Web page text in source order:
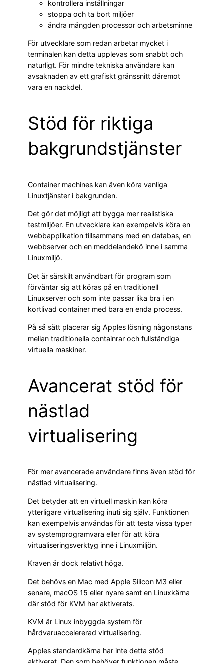
kontrollera inställningar
stoppa och ta bort miljöer
ändra mängden processor och arbetsminne
För utvecklare som redan arbetar mycket i
terminalen kan detta upplevas som snabbt och
naturligt. För mindre tekniska användare kan
avsaknaden av ett grafiskt gränssnitt däremot
vara en nackdel.
Stöd för riktiga
bakgrundstjänster
Container machines kan även köra vanliga
Linuxtjänster i bakgrunden.
Det gör det möjligt att bygga mer realistiska
testmiljöer. En utvecklare kan exempelvis köra en
webbapplikation tillsammans med en databas, en
webbserver och en meddelandekö inne i samma
Linuxmiljö.
Det är särskilt användbart för program som
förväntar sig att köras på en traditionell
Linuxserver och som inte passar lika bra i en
kortlivad container med bara en enda process.
På så sätt placerar sig Apples lösning någonstans
mellan traditionella containrar och fullständiga
virtuella maskiner.
Avancerat stöd för
nästlad
virtualisering
För mer avancerade användare finns även stöd för
nästlad virtualisering.
Det betyder att en virtuell maskin kan köra
ytterligare virtualisering inuti sig själv. Funktionen
kan exempelvis användas för att testa vissa typer
av systemprogramvara eller för att köra
virtualiseringsverktyg inne i Linuxmiljön.
Kraven är dock relativt höga.
Det behövs en Mac med Apple Silicon M3 eller
senare, macOS 15 eller nyare samt en Linuxkärna
där stöd för KVM har aktiverats.
KVM är Linux inbyggda system för
hårdvaruaccelererad virtualisering.
Apples standardkärna har inte detta stöd